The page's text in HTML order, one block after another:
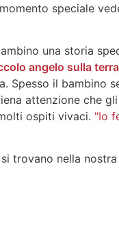
speciale
una storia
angelo sulla
Spesso il bambino
attenzione che
ospiti vivaci. "Io
si trovano nella